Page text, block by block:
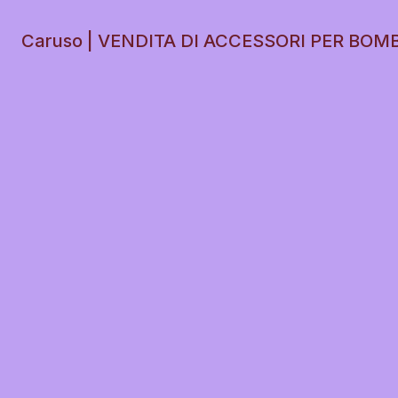
Caruso | VENDITA DI ACCESSORI PER